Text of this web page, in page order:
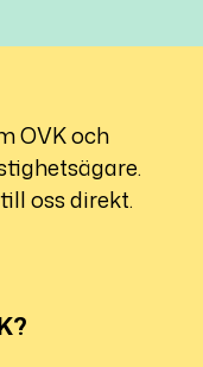
OVK och
oss direkt.